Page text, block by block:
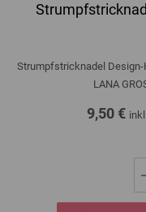
Strumpfstricknadel
LANA
9,50 €